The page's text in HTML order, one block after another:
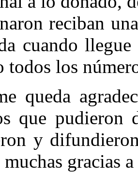
reciban
cuando
todos los
queda
que pudieron
y
gracias